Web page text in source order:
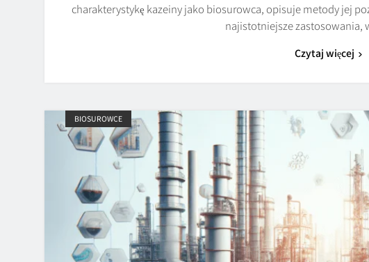
charakterystykę kazeiny jako biosurowca, opisuje metody jej
najistotniejsze zastosowania,
Czytaj więcej
BIOSUROWCE